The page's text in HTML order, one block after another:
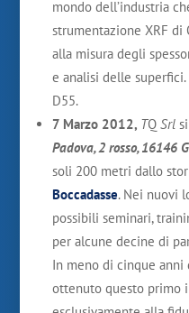
mondo dell’industria
strumentazione XRF
alla misura degli
e analisi delle superfici.
D55.
7 Marzo 2012, TQ Srl
Padova, 2 rosso, 16146
soli 200 metri dallo
Boccadasse. Nei nuovi
possibili seminari,
per alcune decine di
In meno di cinque anni
ottenuto questo primo